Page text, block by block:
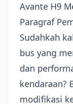
Avante H9
Paragraf
Sudahkah
bus yang
dan
kendaraan?
modifikasi